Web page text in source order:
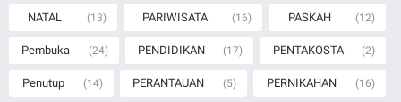
NATAL (13) PARIWISATA (16) PASKAH (12)
Pembuka (24) PENDIDIKAN (17) PENTAKOSTA (2)
Penutup (14) PERANTAUAN (5) PERNIKAHAN (16)